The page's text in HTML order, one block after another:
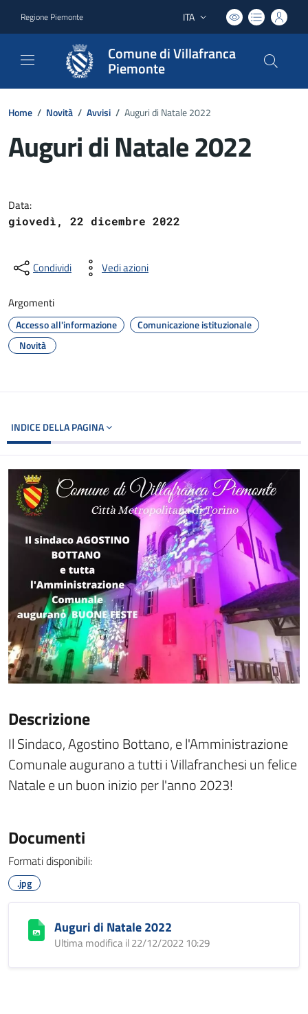
Regione Piemonte Lingua attiva:
ITA
Comune di Villafranca
Piemonte
Home / Novità / Avvisi / Auguri di Natale 2022
Auguri di Natale 2022
Data:
giovedì, 22 dicembre 2022
Condividi Vedi azioni
Argomenti
Accesso all'informazione
Comunicazione istituzionale
Novità
INDICE DELLA PAGINA
Descrizione
Il Sindaco, Agostino Bottano, e l'Amministrazione
Comunale augurano a tutti i Villafranchesi un felice
Natale e un buon inizio per l'anno 2023!
Documenti
Formati disponibili:
.jpg
Auguri di Natale 2022
Ultima modifica il 22/12/2022 10:29